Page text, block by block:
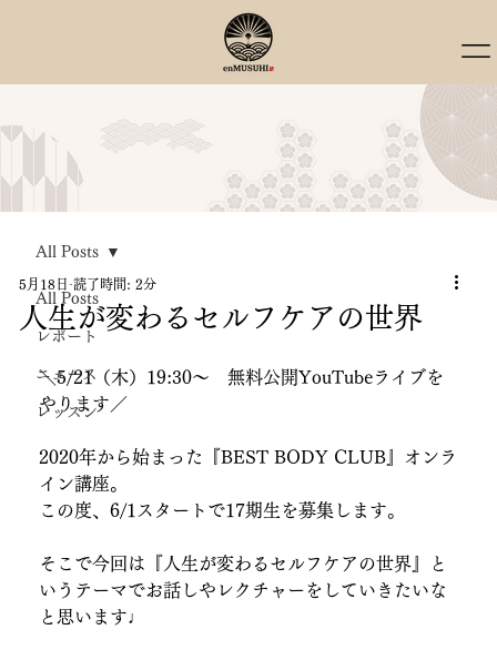
All Posts
レポート
ニュース
レッスン
All Posts
人生が変わるセルフケアの世界
5月18日 読了時間: 2分
＼5/21（木）19:30～　無料公開YouTubeライブを
やります／
2020年から始まった『BEST BODY CLUB』オンラ
イン講座。
この度、6/1スタートで17期生を募集します。
そこで今回は『人生が変わるセルフケアの世界』と
いうテーマでお話しやレクチャーをしていきたいな
と思います♩